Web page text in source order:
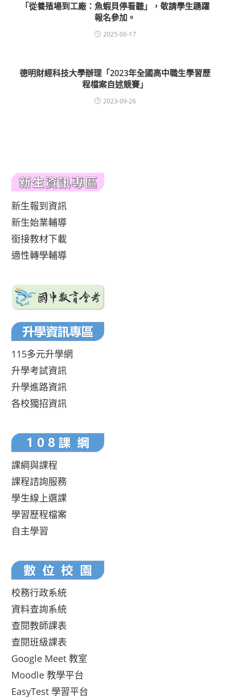
「從養殖場到工廠：魚蝦貝停看聽」，敬請學生踴躍
報名參加。
2025-06-17
德明財經科技大學辦理「2023年全國高中職生學習歷
程檔案自述競賽」
2023-09-26
新生報到資訊
新生始業輔導
銜接教材下載
適性轉學輔導
115多元升學網
升學考試資訊
升學進路資訊
各校獨招資訊
課綱與課程
課程諮詢服務
學生線上選課
學習歷程檔案
自主學習
校務行政系統
資料查詢系統
查閱教師課表
查閱班級課表
Google Meet 教室
Moodle 教學平台
EasyTest 學習平台